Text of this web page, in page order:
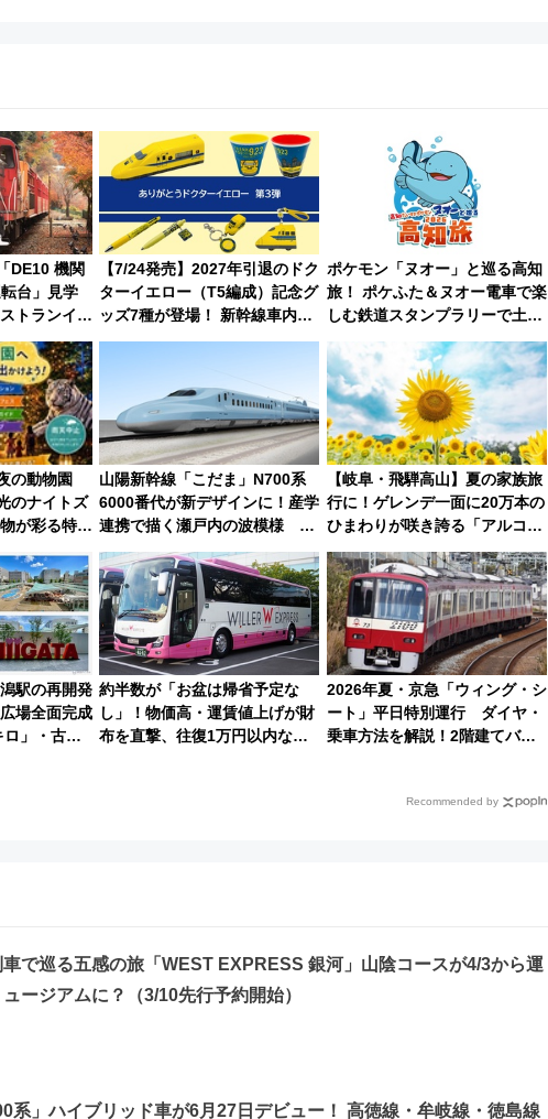
DE10 機関
台」見学
トランイベ
体験できち
スケジュー
【7/24発売】2027年引退のドク
ターイエロー（T5編成）記念グ
ッズ7種が登場！ 新幹線車内放
送の目覚まし時計など通販・販
ポケモン「ヌオー」と巡る高知
旅！ ポケふた＆ヌオー電車で楽
しむ鉄道スタンプラリーで土佐
路の絶景と絶品グルメを満喫！
（7月18日スタート）
の動物園
のナイトズ
が彩る特別
山陽新幹線「こだま」N700系
6000番代が新デザインに！産学
連携で描く瀬戸内の波模様 運
用は今冬から
【岐阜・飛騨高山】夏の家族旅
行に！ゲレンデ一面に20万本の
ひまわりが咲き誇る「アルコピ
アひまわり園」開園
駅の再開発
場全面完成
」・古町
約半数が「お盆は帰省予定な
し」！物価高・運賃値上げが財
布を直撃、往復1万円以内なら
2026年夏・京急「ウィング・シ
ート」平日特別運行 ダイヤ・
乗車方法を解説！2階建てバス
Recommended by
で巡る五感の旅「WEST EXPRESS 銀河」山陰コースが4/3から運
ージアムに？（3/10先行予約開始）
系」ハイブリッド車が6月27日デビュー！ 高徳線・牟岐線・徳島線